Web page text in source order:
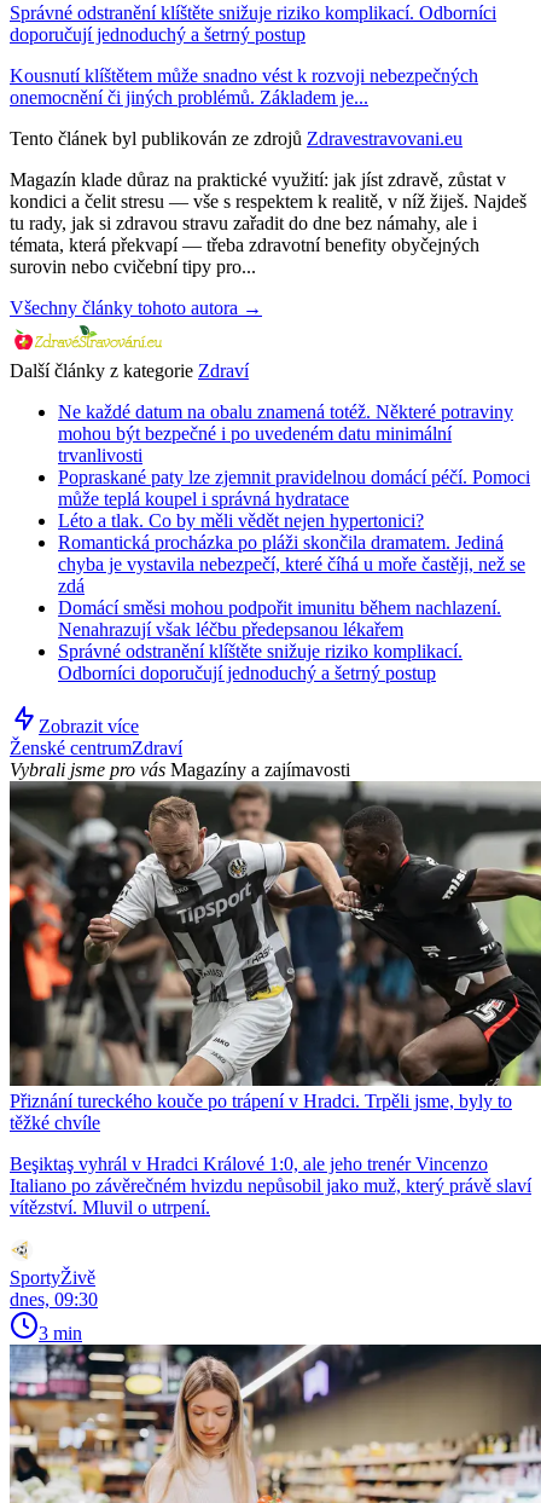
Správné odstranění klíštěte snižuje riziko komplikací. Odborníci
doporučují jednoduchý a šetrný postup
Kousnutí klíštětem může snadno vést k rozvoji nebezpečných
onemocnění či jiných problémů. Základem je...
Tento článek byl publikován ze zdrojů Zdravestravovani.eu
Magazín klade důraz na praktické využití: jak jíst zdravě, zůstat v
kondici a čelit stresu — vše s respektem k realitě, v níž žiješ. Najdeš
tu rady, jak si zdravou stravu zařadit do dne bez námahy, ale i
témata, která překvapí — třeba zdravotní benefity obyčejných
surovin nebo cvičební tipy pro...
Všechny články tohoto autora →
Další články z kategorie Zdraví
Ne každé datum na obalu znamená totéž. Některé potraviny
mohou být bezpečné i po uvedeném datu minimální
trvanlivosti
Popraskané paty lze zjemnit pravidelnou domácí péčí. Pomoci
může teplá koupel i správná hydratace
Léto a tlak. Co by měli vědět nejen hypertonici?
Romantická procházka po pláži skončila dramatem. Jediná
chyba je vystavila nebezpečí, které číhá u moře častěji, než se
zdá
Domácí směsi mohou podpořit imunitu během nachlazení.
Nenahrazují však léčbu předepsanou lékařem
Správné odstranění klíštěte snižuje riziko komplikací.
Odborníci doporučují jednoduchý a šetrný postup
Zobrazit více
Ženské centrumZdraví
Vybrali jsme pro vás Magazíny a zajímavosti
Přiznání tureckého kouče po trápení v Hradci. Trpěli jsme, byly to
těžké chvíle
Beşiktaş vyhrál v Hradci Králové 1:0, ale jeho trenér Vincenzo
Italiano po závěrečném hvizdu nepůsobil jako muž, který právě slaví
vítězství. Mluvil o utrpení.
SportyŽivě
dnes, 09:30
3 min